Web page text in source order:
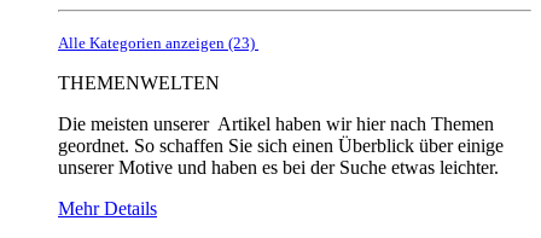
Alle Kategorien anzeigen (23)
THEMENWELTEN
Die meisten unserer Artikel haben wir hier nach Themen
geordnet. So schaffen Sie sich einen Überblick über einige
unserer Motive und haben es bei der Suche etwas leichter.
Mehr Details